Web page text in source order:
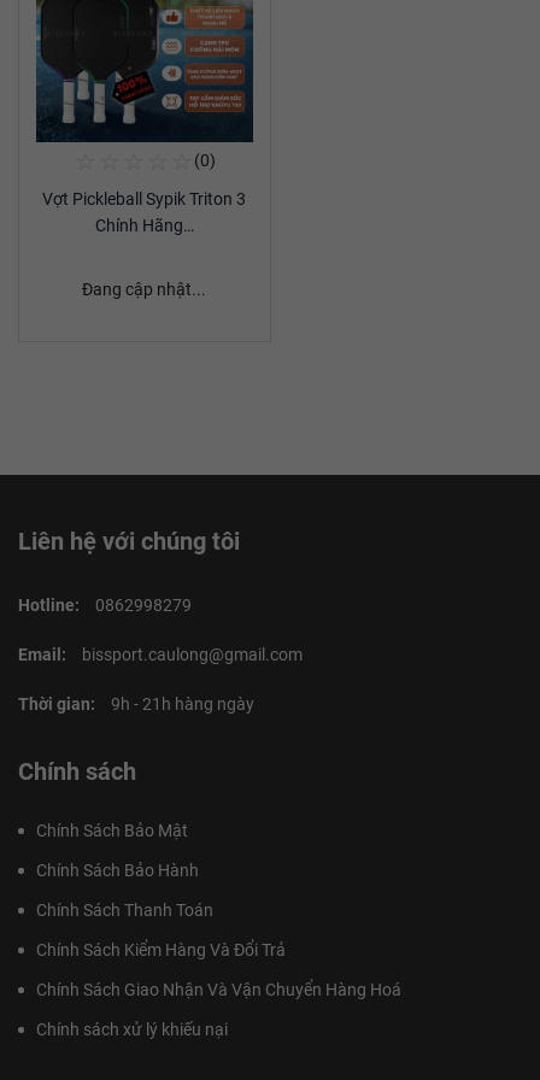
Xem chi tiết
(0)
Vợt Pickleball Sypik Triton 3
Chính Hãng…
Đang cập nhật...
Liên hệ với chúng tôi
Hotline: 0862998279
Email: bissport.caulong@gmail.com
Thời gian: 9h - 21h hàng ngày
Chính sách
Chính Sách Bảo Mật
Chính Sách Bảo Hành
Chính Sách Thanh Toán
Chính Sách Kiểm Hàng Và Đổi Trả
Chính Sách Giao Nhận Và Vận Chuyển Hàng Hoá
Chính sách xử lý khiếu nại